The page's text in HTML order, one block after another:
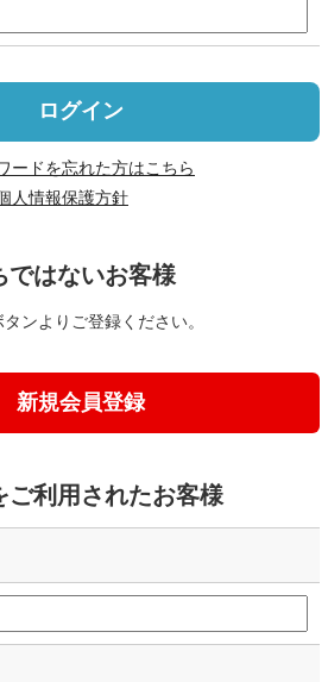
ログイン
ードを忘れた方はこちら
人情報保護方針
ではないお客様
ンよりご登録ください。
新規会員登録
ご利用されたお客様